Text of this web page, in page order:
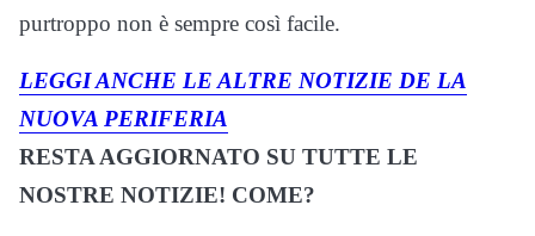
purtroppo non è sempre così facile.
LEGGI ANCHE LE ALTRE NOTIZIE DE LA
NUOVA PERIFERIA
RESTA AGGIORNATO SU TUTTE LE
NOSTRE NOTIZIE! COME?